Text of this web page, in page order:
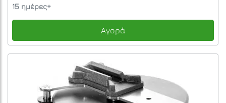
15 ημέρες+
Αγορά